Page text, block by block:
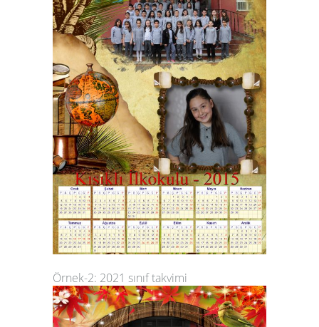
Örnek-2: 2021 sınıf takvimi